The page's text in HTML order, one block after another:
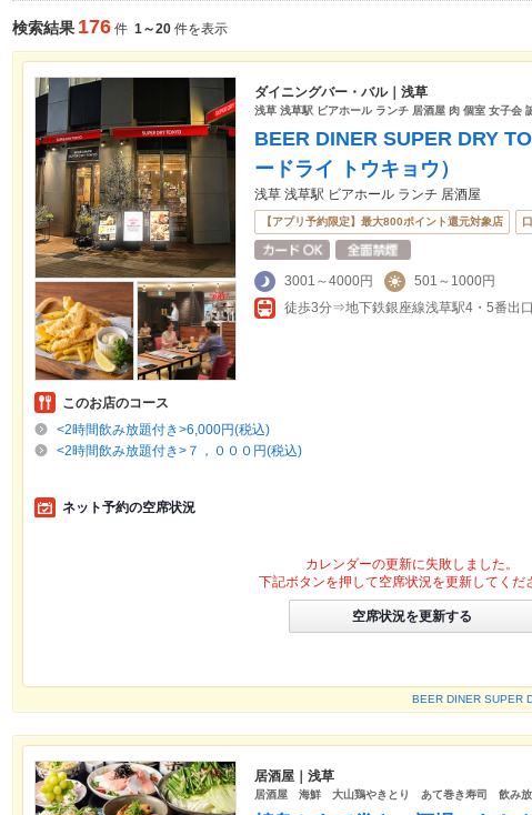
検索結果 176 件 1～20 件を表示
ダイニングバー・バル｜浅草
浅草 浅草駅 ビアホール ランチ 居酒屋 肉 個室 女子会
BEER DINER SUPER DRY
ードライ トウキョウ）
浅草 浅草駅 ビアホール ランチ 居酒屋
【アプリ予約限定】最大800ポイント還元対象店
3001～4000円
501～1000円
このお店のコース
<2時間飲み放題付き>6,000円(税込)
<2時間飲み放題付き>７，０００円(税込)
ネット予約の空席状況
カレンダーの更新に失敗しました。
下記ボタンを押して空席状況を更新してくだ
空席状況を更新する
BEER DINER SUPER
居酒屋｜浅草
居酒屋 海鮮 大山鶏やきとり あて巻き寿司 飲み